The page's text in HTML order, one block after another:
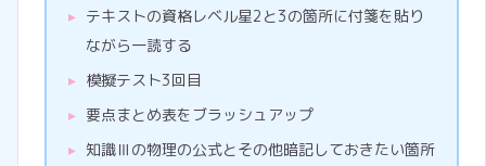
テキストの資格レベル星2と3の箇所に付箋を貼り
ながら一読する
模擬テスト3回目
要点まとめ表をブラッシュアップ
知識Ⅲの物理の公式とその他暗記しておきたい箇所